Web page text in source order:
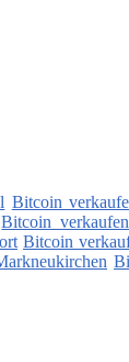
Bitcoin
Bitcoin
Bitcoin